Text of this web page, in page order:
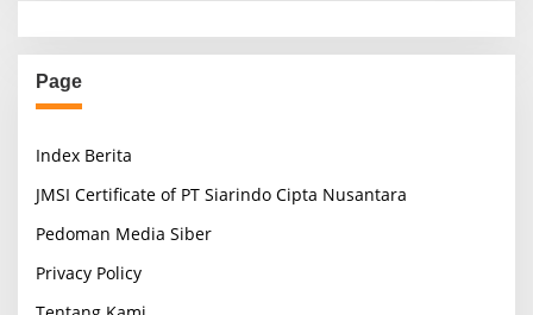
Page
Index Berita
JMSI Certificate of PT Siarindo Cipta Nusantara
Pedoman Media Siber
Privacy Policy